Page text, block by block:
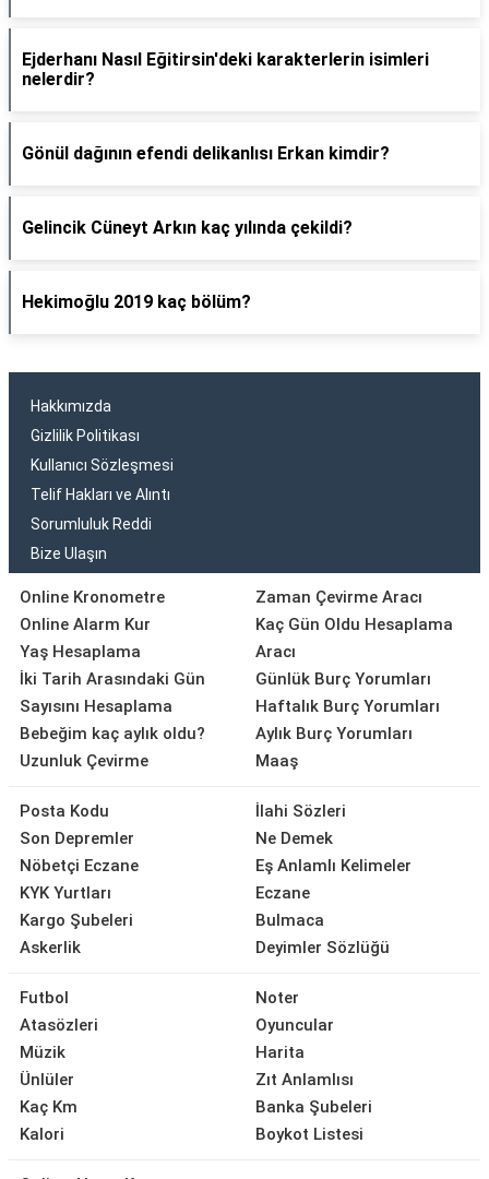
Ejderhanı Nasıl Eğitirsin'deki karakterlerin isimleri
nelerdir?
Gönül dağının efendi delikanlısı Erkan kimdir?
Gelincik Cüneyt Arkın kaç yılında çekildi?
Hekimoğlu 2019 kaç bölüm?
Hakkımızda
Gizlilik Politikası
Kullanıcı Sözleşmesi
Telif Hakları ve Alıntı
Sorumluluk Reddi
Bize Ulaşın
Online Kronometre
Online Alarm Kur
Yaş Hesaplama
İki Tarih Arasındaki Gün
Sayısını Hesaplama
Bebeğim kaç aylık oldu?
Uzunluk Çevirme
Zaman Çevirme Aracı
Kaç Gün Oldu Hesaplama
Aracı
Günlük Burç Yorumları
Haftalık Burç Yorumları
Aylık Burç Yorumları
Maaş
Posta Kodu
Son Depremler
Nöbetçi Eczane
KYK Yurtları
Kargo Şubeleri
Askerlik
İlahi Sözleri
Ne Demek
Eş Anlamlı Kelimeler
Eczane
Bulmaca
Deyimler Sözlüğü
Futbol
Atasözleri
Müzik
Ünlüler
Kaç Km
Kalori
Noter
Oyuncular
Harita
Zıt Anlamlısı
Banka Şubeleri
Boykot Listesi